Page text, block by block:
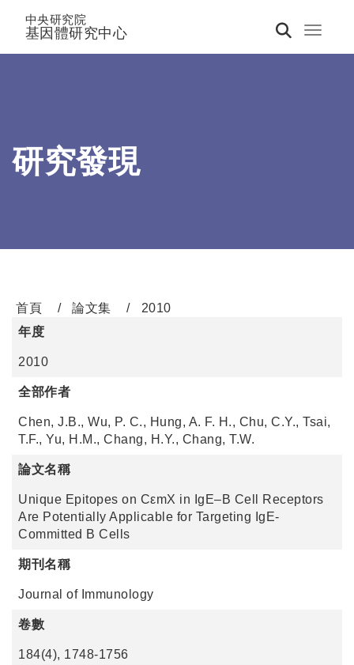
Toggle
中央研究院
基因體研究中心
研究發現
首頁 論文集
2010
年度
2010
全部作者
Chen, J.B., Wu, P. C., Hung, A. F. H., Chu, C.Y., Tsai,
T.F., Yu, H.M., Chang, H.Y., Chang, T.W.
論文名稱
Unique Epitopes on CεmX in IgE–B Cell Receptors
Are Potentially Applicable for Targeting IgE-
Committed B Cells
期刊名稱
Journal of Immunology
卷數
184(4), 1748-1756